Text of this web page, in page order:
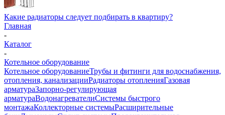
Какие радиаторы следует подбирать в квартиру?
Главная
-
Каталог
-
Котельное оборудование
Котельное оборудованиеТрубы и фитинги для водоснабжения,
отопления, канализацииРадиаторы отопленияГазовая
арматураЗапорно-регулирующая
арматураВодонагревателиСистемы быстрого
монтажаКоллекторные системыРасширительные